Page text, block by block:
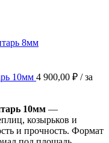
10мм 4 900,00 ₽ / за
10мм —
козырьков и
и прочность. Формат